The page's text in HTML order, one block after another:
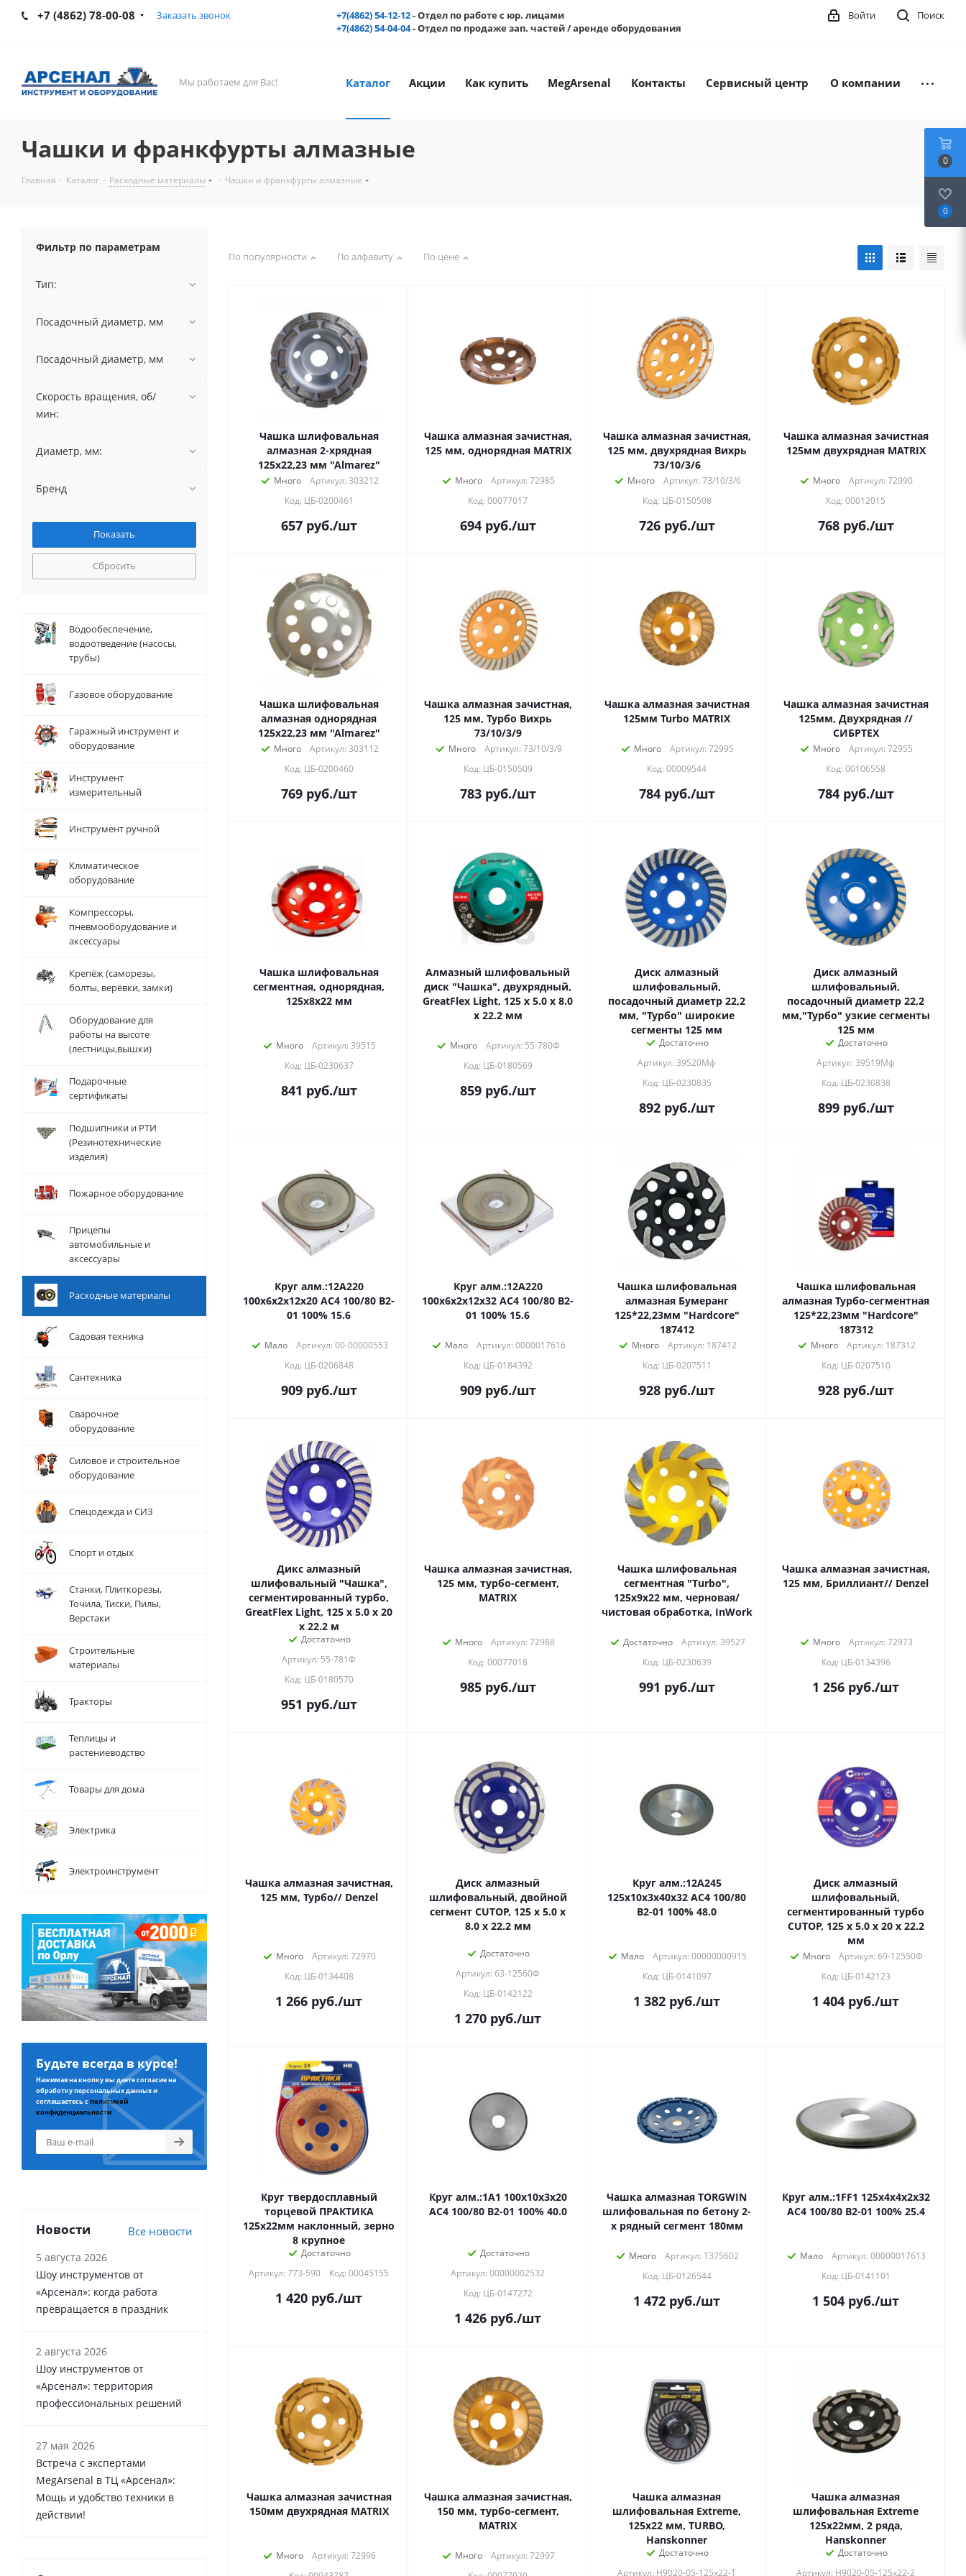
+7 (4862) 78-00-08 Заказать звонок +7(4862) 54-12-12- Отдел по работе с юр. лицами
+7(4862) 54-04-04- Отдел по продаже зап. частей / аренде оборудования
Поиск
Войти
Мы работаем для Вас! Каталог Акции Как купить MegArsenal Контакты Сервисный центр О компании
Чашки и франкфурты алмазные
Главная - Каталог - Расходные материалы - Чашки и франкфурты алмазные
По популярности По алфавиту По цене
Чашка шлифовальная
алмазная 2-хрядная
125х22,23 мм "Almarez"
Много
Артикул: 303212
Код: ЦБ-0200461
657руб./шт
Чашка алмазная зачистная,
125 мм, однорядная MATRIX
Много
Артикул: 72985
Код: 00077017
694руб./шт
Чашка алмазная зачистная,
125 мм, двухрядная Вихрь
73/10/3/6
Много
Артикул: 73/10/3/6
Код: ЦБ-0150508
726руб./шт
Чашка алмазная зачистная
125мм двухрядная MATRIX
Много
Артикул: 72990
Код: 00012015
768руб./шт
Чашка шлифовальная
алмазная однорядная
125х22,23 мм "Almarez"
Много
Артикул: 303112
Код: ЦБ-0200460
769руб./шт
Чашка алмазная зачистная,
125 мм, Турбо Вихрь
73/10/3/9
Много
Артикул: 73/10/3/9
Код: ЦБ-0150509
783руб./шт
Чашка алмазная зачистная
125мм Turbo MATRIX
Много
Артикул: 72995
Код: 00009544
784руб./шт
Чашка алмазная зачистная
125мм, Двухрядная //
СИБРТЕХ
Много
Артикул: 72955
Код: 00106558
784руб./шт
Чашка шлифовальная
сегментная, однорядная,
125х8х22 мм
Много
Артикул: 39515
Код: ЦБ-0230637
841 руб./шт
Алмазный шлифовальный
диск "Чашка", двухрядный,
GreatFlex Light, 125 x 5.0 x 8.0
x 22.2 мм
Много
Артикул: 55-780Ф
Код: ЦБ-0180569
859руб./шт
Диск алмазный
шлифовальный,
посадочный диаметр 22,2
мм, "Турбо" широкие
сегменты 125 мм
Достаточно
Артикул: 39520Мф
Код: ЦБ-0230835
892руб./шт
Диск алмазный
шлифовальный,
посадочный диаметр 22,2
мм,"Турбо" узкие сегменты
125 мм
Достаточно
Артикул: 39519Мф
Код: ЦБ-0230838
899руб./шт
Круг алм.:12A220
100х6х2х12х20 АС4 100/80 В2-
01 100% 15.6
Мало
Артикул: 00-00000553
Код: ЦБ-0206848
909руб./шт
Круг алм.:12A220
100х6х2х12х32 АС4 100/80 В2-
01 100% 15.6
Мало
Артикул: 0000017616
Код: ЦБ-0184392
909руб./шт
Чашка шлифовальная
алмазная Бумеранг
125*22,23мм "Hardcore"
187412
Много
Артикул: 187412
Код: ЦБ-0207511
928руб./шт
Чашка шлифовальная
алмазная Турбо-сегментная
125*22,23мм "Hardcore"
187312
Много
Артикул: 187312
Код: ЦБ-0207510
928руб./шт
Дикс алмазный
шлифовальный "Чашка",
сегментированный турбо,
GreatFlex Light, 125 x 5.0 x 20
x 22.2 м
Достаточно
Артикул: 55-781Ф
Код: ЦБ-0180570
951 руб./шт
Чашка алмазная зачистная,
125 мм, турбо-сегмент,
MATRIX
Много
Артикул: 72988
Код: 00077018
985руб./шт
Чашка шлифовальная
сегментная "Тurbo",
125х9х22 мм, черновая/
чистовая обработка, InWork
Достаточно
Артикул: 39527
Код: ЦБ-0230639
991 руб./шт
Чашка алмазная зачистная,
125 мм, Бриллиант// Denzel
Много
Артикул: 72973
Код: ЦБ-0134396
1 256 руб./шт
Чашка алмазная зачистная,
125 мм, Турбо// Denzel
Много
Артикул: 72970
Код: ЦБ-0134408
1 266 руб./шт
Диск алмазный
шлифовальный, двойной
сегмент CUTOP, 125 x 5.0 x
8.0 x 22.2 мм
Достаточно
Артикул: 63-12560Ф
Код: ЦБ-0142122
1 270 руб./шт
Круг алм.:12А245
125х10х3х40х32 АС4 100/80
В2-01 100% 48.0
Мало
Артикул: 00000000915
Код: ЦБ-0141097
1 382 руб./шт
Диск алмазный
шлифовальный,
сегментированный турбо
CUTOP, 125 x 5.0 x 20 x 22.2
мм
Много
Артикул: 69-12550Ф
Код: ЦБ-0142123
1 404 руб./шт
Круг твердосплавный
торцевой ПРАКТИКА
125х22мм наклонный, зерно
8 крупное
Достаточно
Артикул: 773-590
Код: 00045155
1 420 руб./шт
Круг алм.:1A1 100х10х3х20
AC4 100/80 В2-01 100% 40.0
Достаточно
Артикул: 00000002532
Код: ЦБ-0147272
1 426 руб./шт
Чашка алмазная TORGWIN
шлифовальная по бетону 2-
х рядный сегмент 180мм
Много
Артикул: T375602
Код: ЦБ-0126544
1 472 руб./шт
Круг алм.:1FF1 125х4х4х2х32
АС4 100/80 В2-01 100% 25.4
Мало
Артикул: 00000017613
Код: ЦБ-0141101
1 504 руб./шт
Чашка алмазная зачистная
150мм двухрядная MATRIX
Много
Артикул: 72996
Чашка алмазная зачистная,
150 мм, турбо-сегмент,
MATRIX
Много
Артикул: 72997
Чашка алмазная
шлифовальная Extreme,
125х22 мм, TURBO,
Hanskonner
Достаточно
Артикул: H9020-05-125x22-T
Чашка алмазная
шлифовальная Extreme
125x22мм, 2 ряда,
Hanskonner
Достаточно
Артикул: H9020-05-125x22-2
Фильтр по параметрам
Тип:
Посадочный диаметр, мм
Посадочный диаметр, мм
Скорость вращения, об/
мин:
Диаметр, мм:
Бренд
Сбросить
Водообеспечение,
водоотведение (насосы,
трубы)
Газовое оборудование
Гаражный инструмент и
оборудование
Инструмент
измерительный
Инструмент ручной
Климатическое
оборудование
Компрессоры,
пневмооборудование и
аксессуары
Крепёж (саморезы,
болты, верёвки, замки)
Оборудование для
работы на высоте
(лестницы,вышки)
Подарочные
сертификаты
Подшипники и РТИ
(Резинотехнические
изделия)
Пожарное оборудование
Прицепы
автомобильные и
аксессуары
Расходные материалы
Садовая техника
Сантехника
Сварочное
оборудование
Силовое и строительное
оборудование
Спецодежда и СИЗ
Спорт и отдых
Станки, Плиткорезы,
Точила, Тиски, Пилы,
Верстаки
Строительные
материалы
Тракторы
Теплицы и
растениеводство
Товары для дома
Электрика
Электроинструмент
Будьте всегда в курсе!
Нажимая на кнопку вы даете согласие на
обработку персональных данных и
соглашаетесь сполитикой
конфиденциальности
Новости Все новости
5 августа 2026
Шоу инструментов от
«Арсенал»: когда работа
превращается в праздник
2 августа 2026
Шоу инструментов от
«Арсенал»: территория
профессиональных решений
27 мая 2026
Встреча с экспертами
MegArsenal в ТЦ «Арсенал»:
Мощь и удобство техники в
действии!
0
0